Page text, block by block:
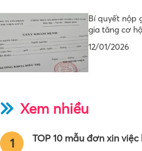
Bí quyết nộp
gia tăng cơ
12/01/2026
Xem nhiều
1 TOP 10 mẫu đơn xin